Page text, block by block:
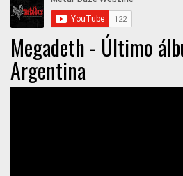
Megadeth - Último
Argentina